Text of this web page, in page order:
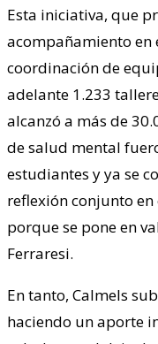
Esta iniciativa, que
acompañamiento
coordinación de
adelante 1.233
alcanzó a más de
de salud mental
estudiantes y ya se
reflexión conjunto
porque se pone en
Ferraresi.
En tanto, Calmels
haciendo un aporte